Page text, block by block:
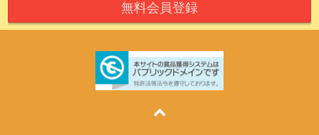
無料会員登録